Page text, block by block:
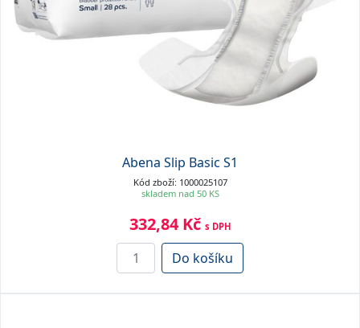
Abena Slip Basic S1
Kód zboží: 1000025107
skladem nad 50 KS
332,84 Kč s DPH
Do košíku